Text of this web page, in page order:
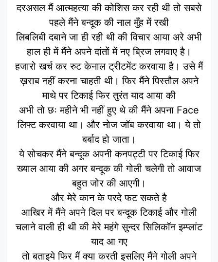
दरअसल मैं आत्महत्या की कोशिस कर रही थी तो सबसे
पहले मैंने बन्दूक की नाल मुँह में रखी
लिबलिबी दबाने जा ही रही थी की विचार आया अरे अभी
हाल ही में मैंने अपने दांतों में नए ब्रिज लगवाए है।
हजारो खर्च कर रुट केनाल ट्रीटमेंट करवाया है। उसे मैं
ख़राब नहीं करना चाहती थी। फिर मैंने पिस्तौल अपने
माथे पर टिकाई फिर तुरंत याद आया की
अभी तो छः महीने भी नहीं हुए थे की मैंने अपना Face
लिफ्ट करवाया था। और नोज जॉब करवाया था। ये तो
बर्बाद हो जाता।
ये सोचकर मैंने बन्दूक अपनी कनपट्टी पर टिकाई फिर
ख्याल आया की अगर बन्दूक की गोली चलेगी तो आवाज
बहुत जोर की आएगी।
और मेरे कान के परदे फट सकते है
आखिर में मैंने अपने दिल पर बन्दूक टिकाई और गोली
चलाने वाली ही थी की मेरे महंगे सुन्दर सिलिकॉन इम्प्लांट
याद आ गए
तो बताइये फिर मैं क्या करती इसलिए मैंने गोली अपने